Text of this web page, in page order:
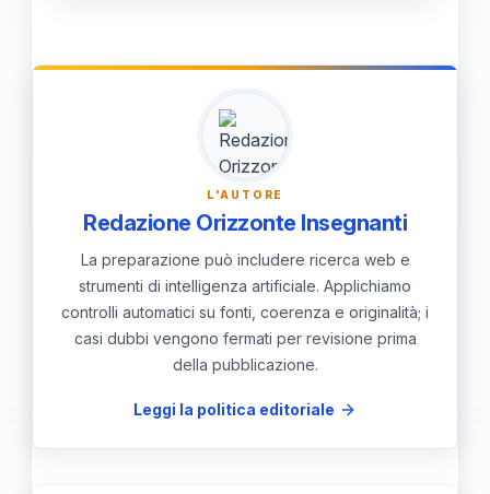
riserve possono influire sulla loro
ammissione finale e sul calcolo dei
candidati ammessi.
L'AUTORE
Redazione Orizzonte Insegnanti
La preparazione può includere ricerca web e
strumenti di intelligenza artificiale. Applichiamo
controlli automatici su fonti, coerenza e originalità; i
casi dubbi vengono fermati per revisione prima
della pubblicazione.
Leggi la politica editoriale